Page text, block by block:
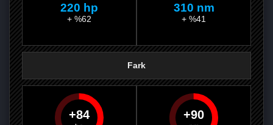
220 hp
+ %62
310 nm
+ %41
Fark
84 90